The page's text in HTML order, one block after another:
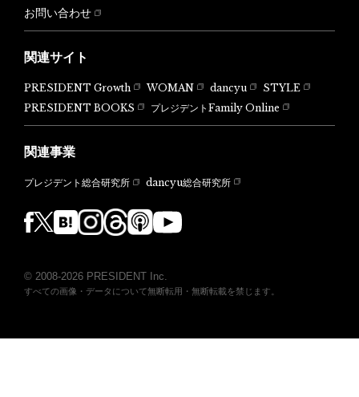
お問い合わせ
関連サイト
PRESIDENT Growth WOMAN dancyu
STYLE
PRESIDENT BOOKS
プレジデントFamily Online
関連事業
プレジデント総合研究所 dancyu総合研究所
© 2008-2026 PRESIDENT Inc.
すべての画像・データについて無断転用・無断転載を禁じます。